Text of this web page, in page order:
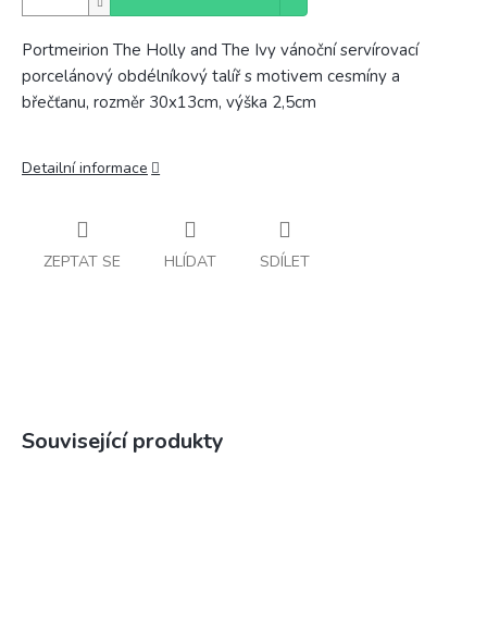
Portmeirion The Holly and The Ivy vánoční servírovací
porcelánový obdélníkový talíř s motivem cesmíny a
břečťanu, rozměr 30x13cm, výška 2,5cm
Detailní informace
ZEPTAT SE HLÍDAT SDÍLET
Související produkty